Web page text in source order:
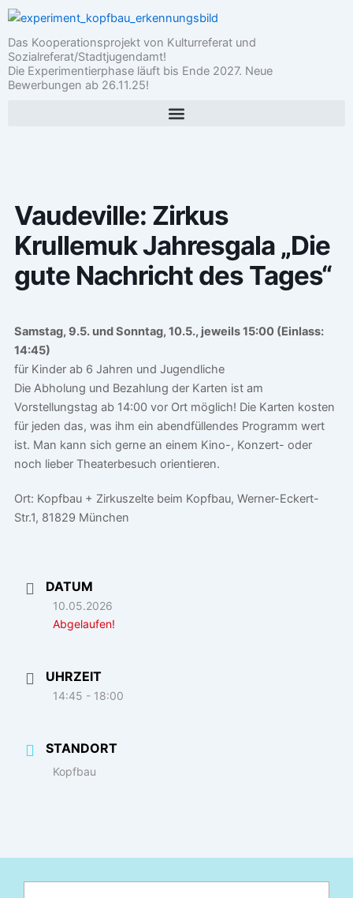
Zum
Inhalt
springen
Das Kooperationsprojekt von Kulturreferat und
Sozialreferat/Stadtjugendamt!
Die Experimentierphase läuft bis Ende 2027. Neue
Bewerbungen ab 26.11.25!
Vaudeville: Zirkus
Krullemuk Jahresgala „Die
gute Nachricht des Tages“
Samstag, 9.5. und Sonntag, 10.5., jeweils 15:00 (Einlass:
14:45)
für Kinder ab 6 Jahren und Jugendliche
Die Abholung und Bezahlung der Karten ist am
Vorstellungstag ab 14:00 vor Ort möglich! Die Karten kosten
für jeden das, was ihm ein abendfüllendes Programm wert
ist. Man kann sich gerne an einem Kino-, Konzert- oder
noch lieber Theaterbesuch orientieren.
Ort: Kopfbau + Zirkuszelte beim Kopfbau, Werner-Eckert-
Str.1, 81829 München
DATUM
10.05.2026
Abgelaufen!
UHRZEIT
14:45 - 18:00
STANDORT
Kopfbau